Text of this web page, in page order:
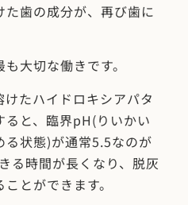
た歯の成分が、再び歯に
大切な働きです。
たハイドロキシアパタ
ると、臨界pH(りいかい
る状態)が通常5.5なのが
る時間が長くなり、脱灰
とができます。